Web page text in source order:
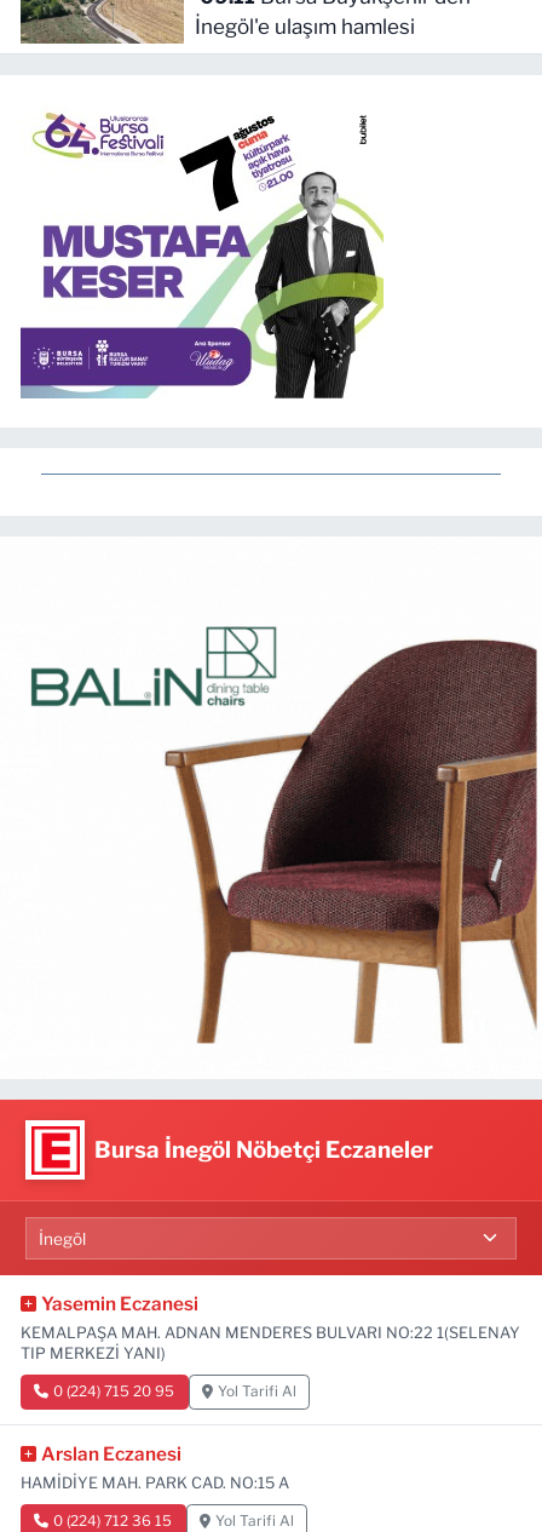
İnegöl'e ulaşım hamlesi
Bursa İnegöl Nöbetçi Eczaneler
Yasemin Eczanesi
KEMALPAŞA MAH. ADNAN MENDERES BULVARI NO:22 1(SELENAY
TIP MERKEZİ YANI)
0 (224) 715 20 95 Yol Tarifi Al
Arslan Eczanesi
HAMİDİYE MAH. PARK CAD. NO:15 A
0 (224) 712 36 15 Yol Tarifi Al